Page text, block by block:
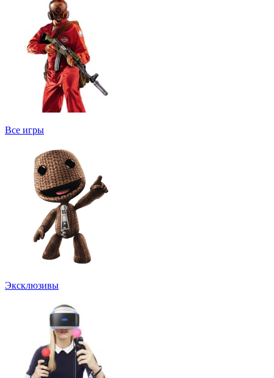
Все игры
Эксклюзивы